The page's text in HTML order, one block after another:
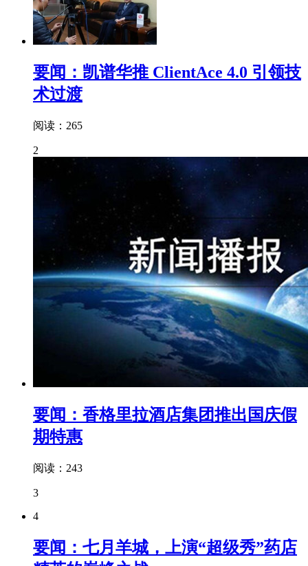
要闻：凯谱华推 ClientAce 4.0 引领技
术过渡
阅读：265
2
要闻：香格里拉酒店集团推出国庆假
期特惠
阅读：243
3
4
要闻：七月羊城，上演“超级秀”药店